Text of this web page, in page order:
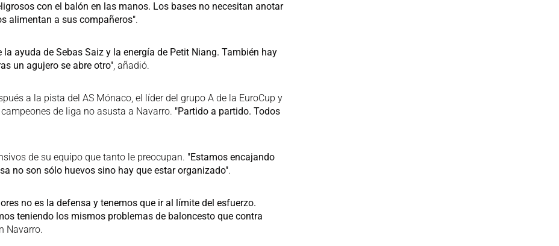
con el balón en las manos. Los bases no necesitan anotar
alimentan a sus compañeros".
ayuda de Sebas Saiz y la energía de Petit Niang. También hay
un agujero se abre otro", añadió.
a la pista del AS Mónaco, el líder del grupo A de la EuroCup y
de liga no asusta a Navarro. "Partido a partido. Todos
de su equipo que tanto le preocupan. "Estamos encajando
no son sólo huevos sino hay que estar organizado".
no es la defensa y tenemos que ir al límite del esfuerzo.
teniendo los mismos problemas de baloncesto que contra
Navarro.